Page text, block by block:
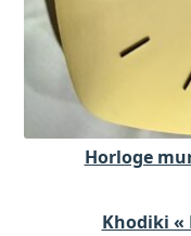
Horloge
Khodiki «